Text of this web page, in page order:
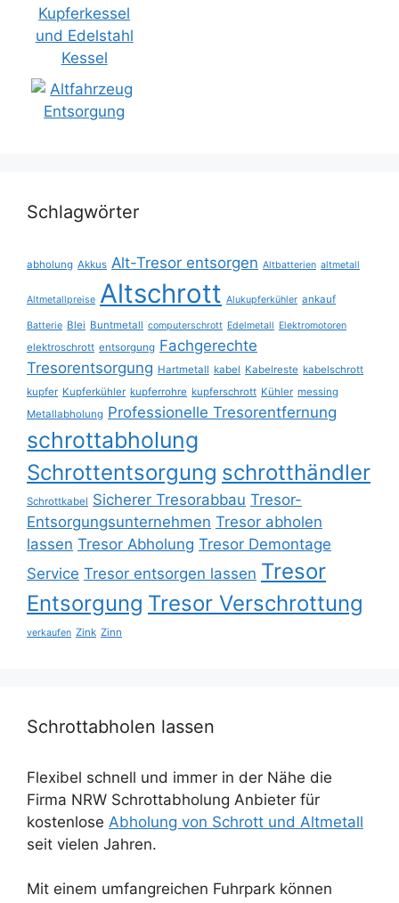
Schlagwörter
abholung Akkus Alt-Tresor entsorgen Altbatterien altmetall
Altmetallpreise Altschrott Alukupferkühler ankauf
Batterie Blei Buntmetall computerschrott Edelmetall Elektromotoren
elektroschrott entsorgung Fachgerechte
Tresorentsorgung Hartmetall kabel Kabelreste kabelschrott
kupfer Kupferkühler kupferrohre kupferschrott Kühler messing
Metallabholung Professionelle Tresorentfernung
schrottabholung
Schrottentsorgung schrotthändler
Schrottkabel Sicherer Tresorabbau Tresor-
Entsorgungsunternehmen Tresor abholen
lassen Tresor Abholung Tresor Demontage
Service Tresor entsorgen lassen Tresor
Entsorgung Tresor Verschrottung
verkaufen Zink Zinn
Schrottabholen lassen
Flexibel schnell und immer in der Nähe die
Firma NRW Schrottabholung Anbieter für
kostenlose Abholung von Schrott und Altmetall
seit vielen Jahren.
Mit einem umfangreichen Fuhrpark können